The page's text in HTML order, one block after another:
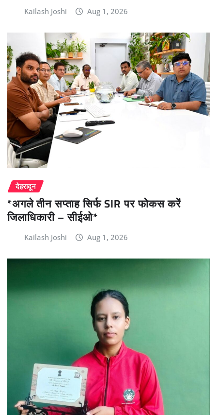
Kailash Joshi Aug 1, 2026
देहरादून
*अगले तीन सप्ताह सिर्फ SIR पर फोकस करें
जिलाधिकारी – सीईओ*
Kailash Joshi Aug 1, 2026